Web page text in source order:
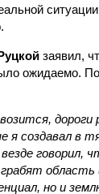
заявил,
ожидаемо. По
создавал в
говорил,
но и